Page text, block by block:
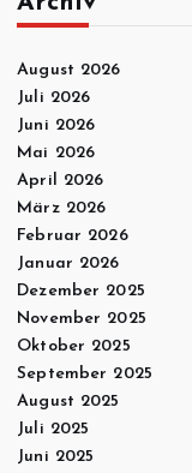
August 2026
Juli 2026
Juni 2026
Mai 2026
April 2026
März 2026
Februar 2026
Januar 2026
Dezember 2025
November 2025
Oktober 2025
September 2025
August 2025
Juli 2025
Juni 2025